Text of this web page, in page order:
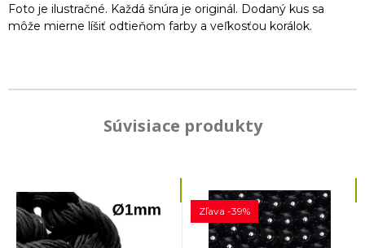
Foto je ilustračné. Každá šnúra je originál. Dodaný kus sa
môže mierne líšiť odtieňom farby a veľkosťou korálok.
Súvisiace produkty
Zľava -39%